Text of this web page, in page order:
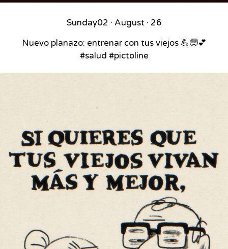
Sunday02 · August · 26
Nuevo planazo: entrenar con tus viejos 💪🧓💕
#salud #pictoline